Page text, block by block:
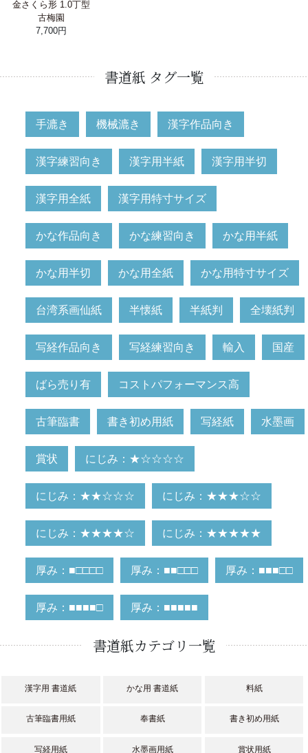
金さくら形 1.0丁型
古梅園
7,700円
書道紙 タグ一覧
手漉き 機械漉き 漢字作品向き
漢字練習向き 漢字用半紙 漢字用半切
漢字用全紙 漢字用特寸サイズ
かな作品向き かな練習向き かな用半紙
かな用半切 かな用全紙 かな用特寸サイズ
台湾系画仙紙 半懐紙 半紙判 全壊紙判
写経作品向き 写経練習向き 輸入 国産
ばら売り有 コストパフォーマンス高
古筆臨書 書き初め用紙 写経紙 水墨画
賞状 にじみ：★☆☆☆☆
にじみ：★★☆☆☆ にじみ：★★★☆☆
にじみ：★★★★☆ にじみ：★★★★★
厚み：■□□□□ 厚み：■■□□□ 厚み：■■■□□
厚み：■■■■□ 厚み：■■■■■
書道紙カテゴリ一覧
漢字用 書道紙 かな用 書道紙 料紙
古筆臨書用紙 奉書紙 書き初め用紙
写経用紙 水墨画用紙 賞状用紙